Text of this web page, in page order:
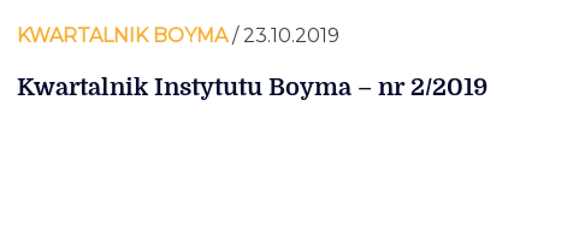
KWARTALNIK BOYMA/ 23.10.2019
Kwartalnik Instytutu Boyma – nr 2/2019